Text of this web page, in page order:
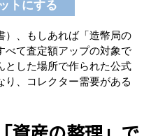
トにする
）、もしあれば「造幣局の
べて査定額アップの対象で
とした場所で作られた公式
り、コレクター需要がある